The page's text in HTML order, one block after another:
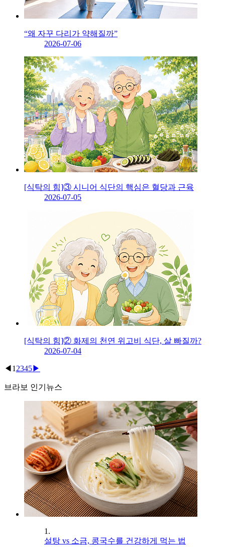
“왜 자꾸 다리가 약해질까”
2026-07-06
[식탁의 힘]③ 시니어 식단의 핵심은 혈당과 근육
2026-07-05
[식탁의 힘]② 화제의 천연 위고비 식단, 살 빠질까?
2026-07-04
◀ 12345▶
브라보 인기뉴스
1.
설탕 vs 소금, 콩국수를 건강하게 먹는 법